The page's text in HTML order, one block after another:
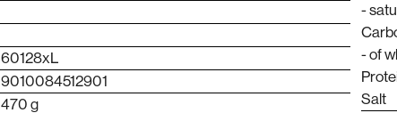
60128xL
9010084512901
470 g
-
- of
Salt